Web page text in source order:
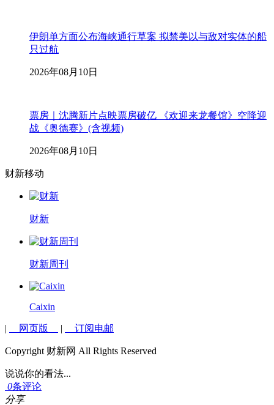
伊朗单方面公布海峡通行草案 拟禁美以与敌对实体的船
只过航
2026年08月10日
票房｜沈腾新片点映票房破亿 《欢迎来龙餐馆》空降迎
战《奥德赛》(含视频)
2026年08月10日
财新移动
财新
财新周刊
Caixin
| 网页版 | 订阅电邮
Copyright 财新网 All Rights Reserved
说说你的看法...
0条评论
分享